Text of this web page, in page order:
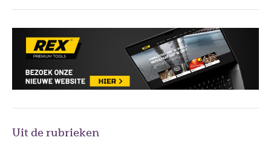
Uit de rubrieken